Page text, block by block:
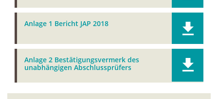
Anlage 1 Bericht JAP 2018
Anlage 2 Bestätigungsvermerk des
unabhängigen Abschlussprüfers